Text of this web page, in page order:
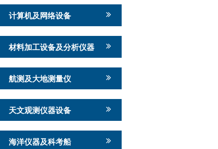
计算机及网络设备
材料加工设备及分析仪器
航测及大地测量仪
天文观测仪器设备
海洋仪器及科考船